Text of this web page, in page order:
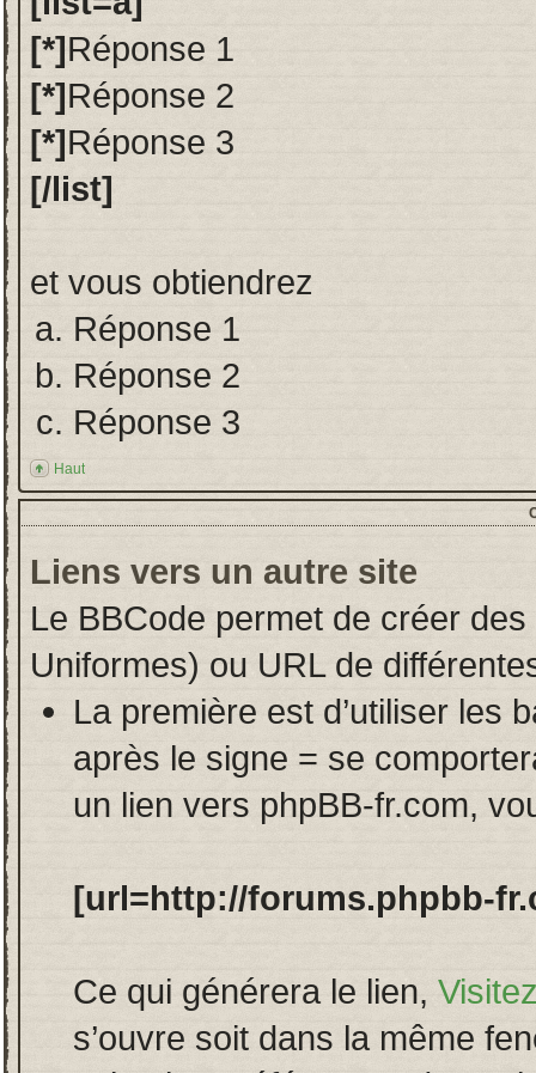
[*]Réponse 1
[*]Réponse 2
[*]Réponse 3
[/list]
et vous obtiendrez
Réponse 1
Réponse 2
Réponse 3
Haut
Liens vers un autre site
Le BBCode permet de créer
Uniformes) ou URL de
La première est d’utiliser les
après le signe = se
un lien vers phpBB-fr.com,
[url=http://forums.phpbb-
Ce qui générera le lien,
s’ouvre soit dans la même